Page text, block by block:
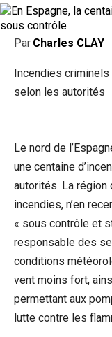
Par Charles CLAY
Incendies
selon les autorités
Le nord de
une centaine
autorités. La
incendies, n’en
« sous contrôle et
responsable des
conditions
vent moins fort,
permettant aux
lutte contre les